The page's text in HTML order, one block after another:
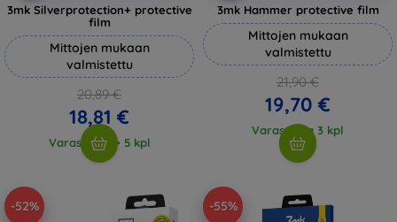
3mk Silverprotection+ protective
film
Mittojen mukaan
valmistettu
20,89 €
18,81 €
Varastossa > 5 kpl
3mk Hammer protective film
Mittojen mukaan
valmistettu
21,90 €
19,70 €
Varastossa 3 kpl
-52% -55%